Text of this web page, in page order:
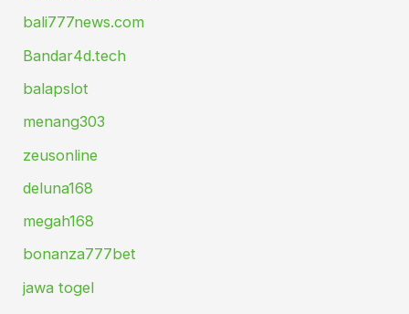
bali777news.com
Bandar4d.tech
balapslot
menang303
zeusonline
deluna168
megah168
bonanza777bet
jawa togel